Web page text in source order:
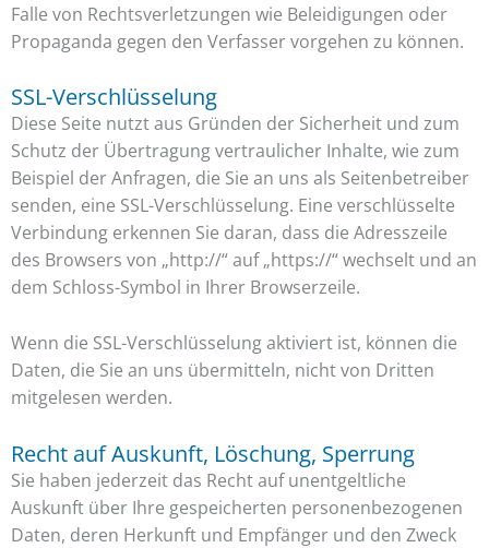
Falle von Rechtsverletzungen wie Beleidigungen oder
Propaganda gegen den Verfasser vorgehen zu können.
SSL-Verschlüsselung
Diese Seite nutzt aus Gründen der Sicherheit und zum
Schutz der Übertragung vertraulicher Inhalte, wie zum
Beispiel der Anfragen, die Sie an uns als Seitenbetreiber
senden, eine SSL-Verschlüsselung. Eine verschlüsselte
Verbindung erkennen Sie daran, dass die Adresszeile
des Browsers von „http://“ auf „https://“ wechselt und an
dem Schloss-Symbol in Ihrer Browserzeile.
Wenn die SSL-Verschlüsselung aktiviert ist, können die
Daten, die Sie an uns übermitteln, nicht von Dritten
mitgelesen werden.
Recht auf Auskunft, Löschung, Sperrung
Sie haben jederzeit das Recht auf unentgeltliche
Auskunft über Ihre gespeicherten personenbezogenen
Daten, deren Herkunft und Empfänger und den Zweck